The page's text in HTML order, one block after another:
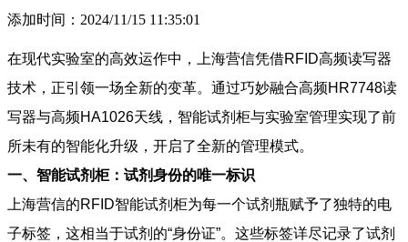
添加时间：2024/11/15 11:35:01
在现代实验室的高效运作中，上海营信凭借RFID高频读写器
技术，正引领一场全新的变革。通过巧妙融合高频HR7748读
写器与高频HA1026天线，智能试剂柜与实验室管理实现了前
所未有的智能化升级，开启了全新的管理模式。
一、智能试剂柜：试剂身份的唯一标识
上海营信的RFID智能试剂柜为每一个试剂瓶赋予了独特的电
子标签，这相当于试剂的“身份证”。这些标签详尽记录了试剂